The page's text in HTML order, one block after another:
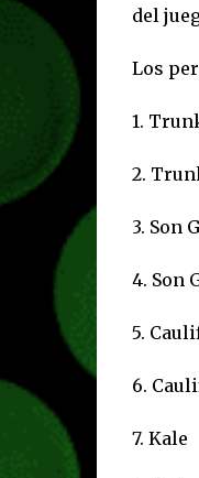
del
Los
1.
2.
3. Son
4. Son
5.
6.
7. Kale